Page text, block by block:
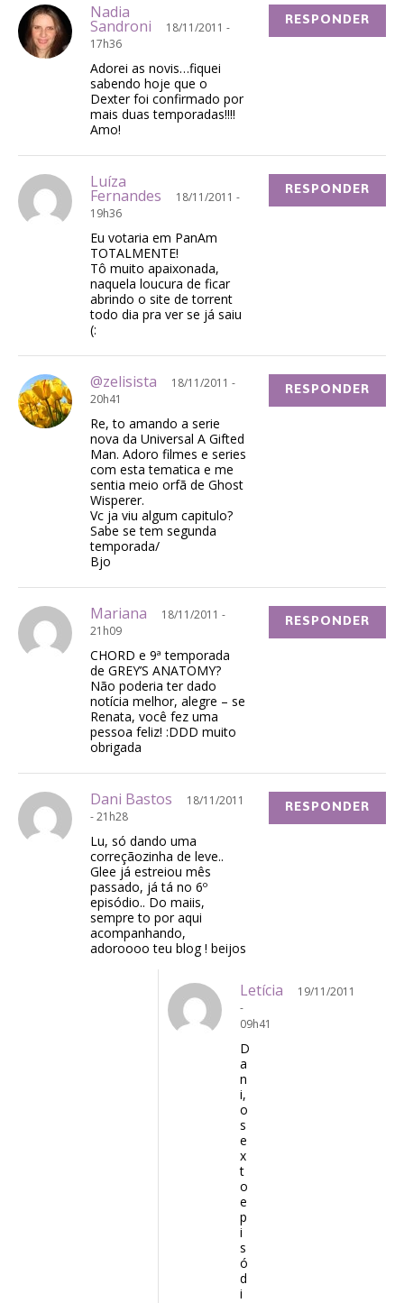
Nadia
Sandroni
18/11/2011 -
17h36
Adorei as novis…fiquei
sabendo hoje que o
Dexter foi confirmado por
mais duas temporadas!!!!
Amo!
RESPONDER
Luíza
Fernandes
18/11/2011 -
19h36
Eu votaria em PanAm
TOTALMENTE!
Tô muito apaixonada,
naquela loucura de ficar
abrindo o site de torrent
todo dia pra ver se já saiu
(:
RESPONDER
@zelisista
18/11/2011 -
20h41
Re, to amando a serie
nova da Universal A Gifted
Man. Adoro filmes e series
com esta tematica e me
sentia meio orfã de Ghost
Wisperer.
Vc ja viu algum capitulo?
Sabe se tem segunda
temporada/
Bjo
RESPONDER
Mariana
18/11/2011 -
21h09
CHORD e 9ª temporada
de GREY’S ANATOMY?
Não poderia ter dado
notícia melhor, alegre – se
Renata, você fez uma
pessoa feliz! :DDD muito
obrigada
RESPONDER
Dani Bastos
18/11/2011
- 21h28
Lu, só dando uma
correçãozinha de leve..
Glee já estreiou mês
passado, já tá no 6º
episódio.. Do maiis,
sempre to por aqui
acompanhando,
adoroooo teu blog ! beijos
RESPONDER
Letícia
19/11/2011
-
09h41
D
a
n
i,
o
s
e
x
t
o
e
p
i
s
ó
d
i